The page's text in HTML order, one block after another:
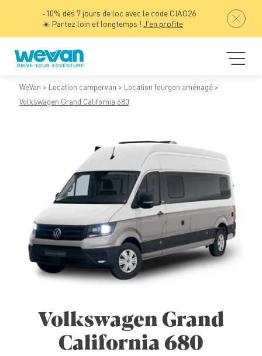
-10% dès 7 jours de loc avec le code CIAO26
☀️ Partez loin et longtemps ! J'en profite
WeVan Location campervan
Location fourgon aménagé
Volkswagen Grand California 680
Volkswagen Grand
California 680